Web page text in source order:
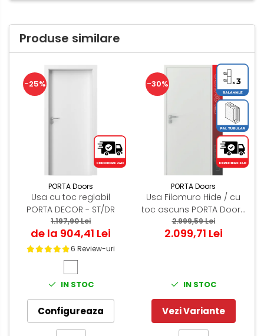
Produse similare
-25%
PORTA Doors
Usa cu toc reglabil
PORTA DECOR - ST/DR
1.197,90 Lei
de la 904,41 Lei
6 Review-uri
IN STOC
Configureaza
-30%
PORTA Doors
Usa Filomuro Hide / cu
toc ascuns PORTA Doors
Alb - miez PAL Tubular
2.999,59 Lei
2.099,71 Lei
IN STOC
Vezi Variante